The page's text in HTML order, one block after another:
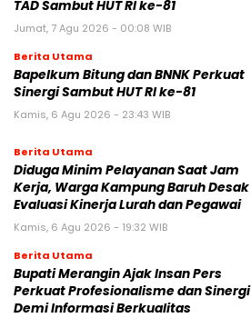
TAD Sambut HUT RI ke-81
Jumat, 7 Agu 2026 - 00:08 WIB
Berita Utama
Bapelkum Bitung dan BNNK Perkuat
Sinergi Sambut HUT RI ke-81
Kamis, 6 Agu 2026 - 23:43 WIB
Berita Utama
Diduga Minim Pelayanan Saat Jam
Kerja, Warga Kampung Baruh Desak
Evaluasi Kinerja Lurah dan Pegawai
Kamis, 6 Agu 2026 - 19:32 WIB
Berita Utama
Bupati Merangin Ajak Insan Pers
Perkuat Profesionalisme dan Sinergi
Demi Informasi Berkualitas